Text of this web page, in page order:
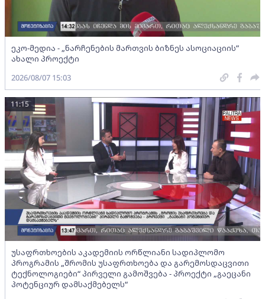
ეკო-მედია - „ნარჩენების მართვის ბიზნეს ასოციაციის”
ახალი პროექტი
2026/08/07 15:03
უსაფრთხოების აკადემიის ორწლიანი სადიპლომო
პროგრამის „შრომის უსაფრთხოება და გარემოსდაცვითი
ტექნოლოგიები“ პირველი გამოშვება - პროექტი „გაეცანი
პოტენციურ დამსაქმებელს“
11:15